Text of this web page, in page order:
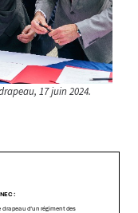
17 juin 2024.